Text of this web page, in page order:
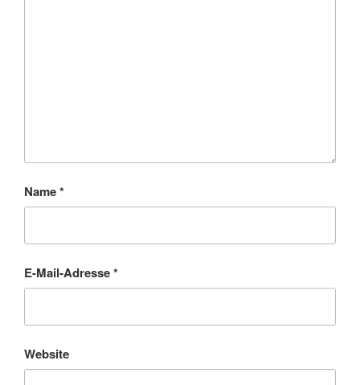
Name*
E-Mail-Adresse*
Website